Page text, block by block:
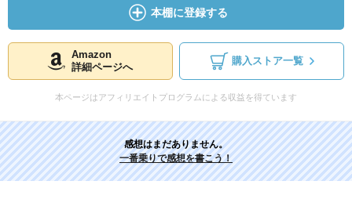
本棚に登録する
Amazon
詳細ページへ
購入ストア一覧
本ページはアフィリエイトプログラムによる収益を得ています
感想はまだありません。
一番乗りで感想を書こう！